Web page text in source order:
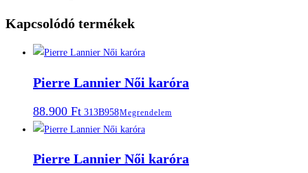
Kapcsolódó termékek
Pierre Lannier Női karóra
88.900 Ft 313B958Megrendelem
Pierre Lannier Női karóra